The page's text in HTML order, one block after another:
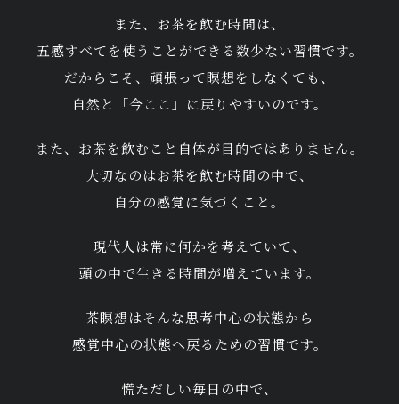
また、お茶を飲む時間は、
五感すべてを使うことができる数少ない習慣です。
だからこそ、頑張って瞑想をしなくても、
自然と「今ここ」に戻りやすいのです。
また、お茶を飲むこと自体が目的ではありません。
大切なのはお茶を飲む時間の中で、
自分の感覚に気づくこと。
現代人は常に何かを考えていて、
頭の中で生きる時間が増えています。
茶瞑想はそんな思考中心の状態から
感覚中心の状態へ戻るための習慣です。
慌ただしい毎日の中で、